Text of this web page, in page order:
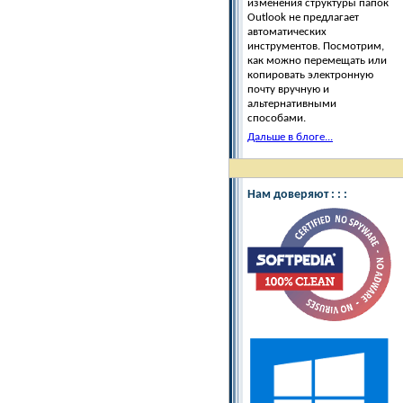
изменения структуры папок
Outlook не предлагает
автоматических
инструментов. Посмотрим,
как можно перемещать или
копировать электронную
почту вручную и
альтернативными
способами.
Дальше в блоге...
Нам доверяют : : :